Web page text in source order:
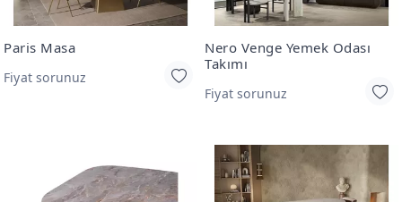
Paris Masa
Fiyat sorunuz
Nero Venge Yemek Odası
Takımı
Fiyat sorunuz